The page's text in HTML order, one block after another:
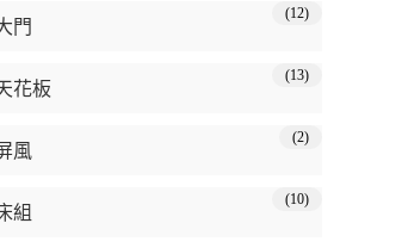
門
(12)
花板
(13)
風
(2)
組
(10)